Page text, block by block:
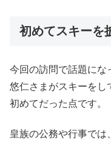
初めてスキーを
今回の訪問で話題にな
悠仁さまがスキーをし
初めてだった点です。
皇族の公務や行事では、